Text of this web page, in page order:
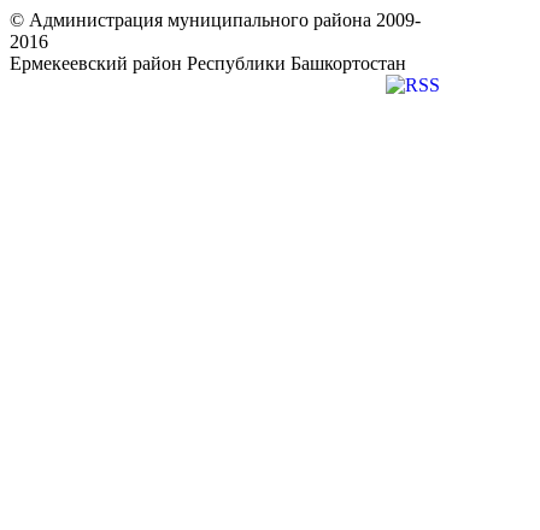
© Администрация муниципального района 2009-
2016
Ермекеевский район Республики Башкортостан